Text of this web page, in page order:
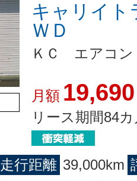
キャリイ
ＷＤ
ＫＣ エアコン
月額 19,690
リース期間84
走行距離 39,000km